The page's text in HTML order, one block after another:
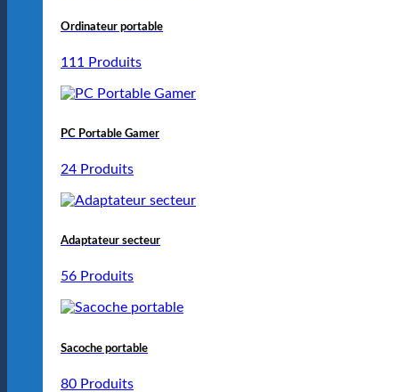
Ordinateur portable
111 Produits
PC Portable Gamer
24 Produits
Adaptateur secteur
56 Produits
Sacoche portable
80 Produits